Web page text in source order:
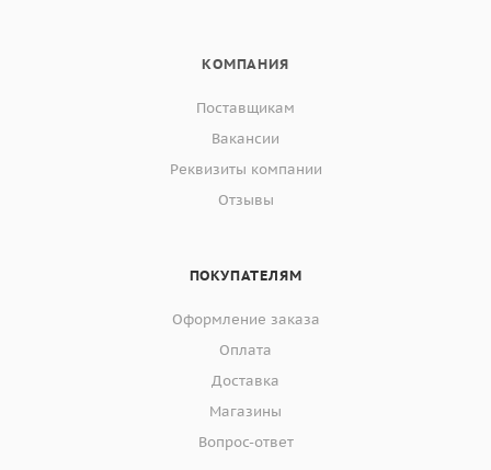
КОМПАНИЯ
Поставщикам
Вакансии
Реквизиты компании
Отзывы
ПОКУПАТЕЛЯМ
Оформление заказа
Оплата
Доставка
Магазины
Вопрос-ответ